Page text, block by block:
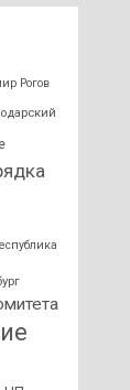
Рогов